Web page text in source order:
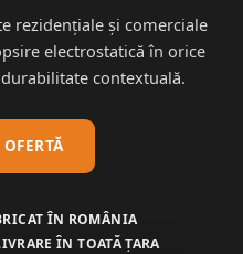
rezidențiale și comerciale
electrostatică în orice
contextuală.
ÎN ROMÂNIA
ÎN TOATĂ ȚARA